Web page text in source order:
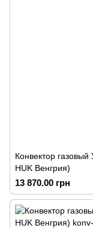
Конвектор
HUK Венгрия)
13 870.00 грн